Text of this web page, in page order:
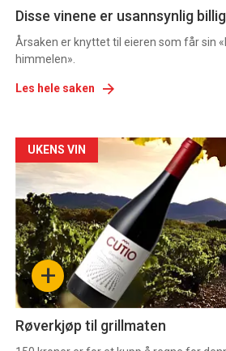
Dagens
rett
Disse vinene er usannsynlig
Årsaken er knyttet til eieren som får sin
himmelen».
Les hele saken
Artikler
detail
-
section
11
Dagens
+
UKENS VIN
Røverkjøp til grillmaten